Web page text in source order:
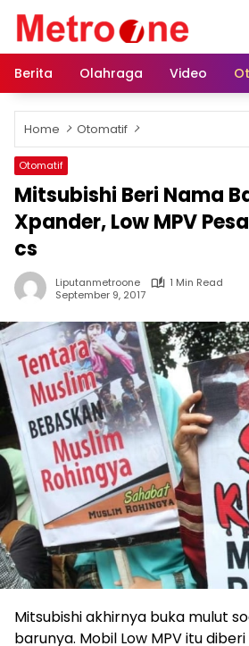
content
Berita
Olahraga Video
Home Otomatif
Otomatif
Mitsubishi Beri Nama
Xpander, Low MPV
cs
Liputanmetroone
1 Min Read
September 9, 2017
Mitsubishi akhirnya buka mulut
barunya. Mobil Low MPV itu